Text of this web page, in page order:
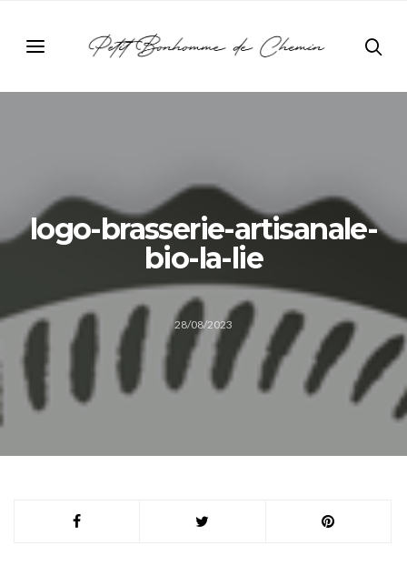
logo-brasserie-artisanale-
bio-la-lie
28/08/2023